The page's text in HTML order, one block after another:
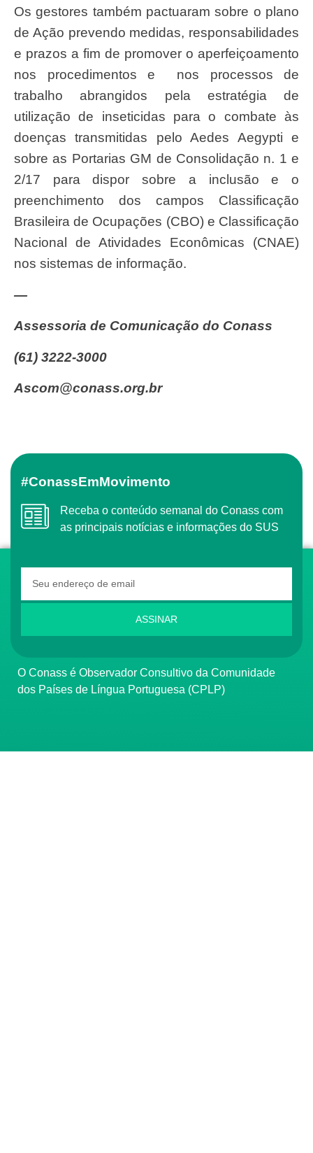
Os gestores também pactuaram sobre o plano
de Ação prevendo medidas, responsabilidades
e prazos a fim de promover o aperfeiçoamento
nos procedimentos e nos processos de
trabalho abrangidos pela estratégia de
utilização de inseticidas para o combate às
doenças transmitidas pelo Aedes Aegypti e
sobre as Portarias GM de Consolidação n. 1 e
2/17 para dispor sobre a inclusão e o
preenchimento dos campos Classificação
Brasileira de Ocupações (CBO) e Classificação
Nacional de Atividades Econômicas (CNAE)
nos sistemas de informação.
—
Assessoria de Comunicação do Conass
(61) 3222-3000
ascom@conass.org.br
#ConassEmMovimento
Receba o conteúdo semanal do Conass com
as principais notícias e informações do SUS
ASSINAR
O Conass é Observador Consultivo da Comunidade
dos Países de Língua Portuguesa (CPLP)